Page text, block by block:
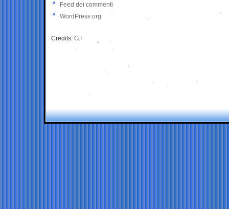
Feed dei commenti
WordPress.org
Credits: G.I